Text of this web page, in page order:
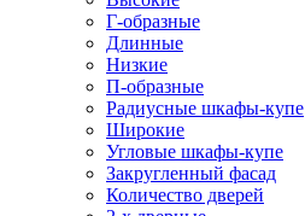
Г-образные
Длинные
Низкие
П-образные
Радиусные шкафы-купе
Широкие
Угловые шкафы-купе
Закругленный фасад
Количество дверей